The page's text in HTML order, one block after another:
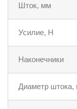
Шток, мм
Усилие, Н
Наконечники
Диаметр штока,